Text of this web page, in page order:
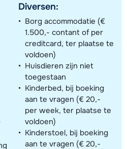
Diversen:
Borg accommodatie (€
1.500,- contant of per
creditcard, ter plaatse te
voldoen)
Huisdieren zijn niet
toegestaan
Kinderbed, bij boeking
aan te vragen (€ 20,-
per week, ter plaatse te
voldoen)
Kinderstoel, bij boeking
aan te vragen (€ 20,-